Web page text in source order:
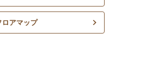
ロアマップ